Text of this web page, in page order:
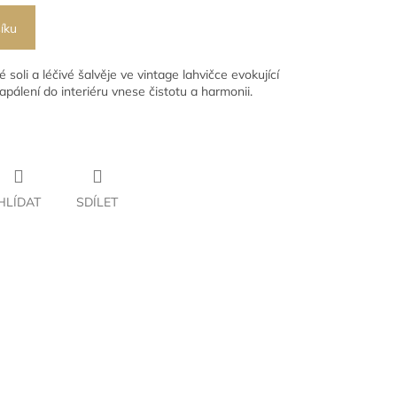
soli a léčivé šalvěje ve vintage lahvičce evokující
do interiéru vnese čistotu a harmonii.
SDÍLET